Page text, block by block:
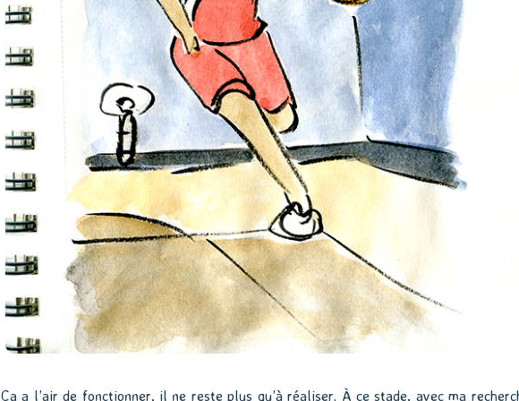
Ça a l’air de fonctionner, il ne reste plus qu’à réaliser. À ce stade, avec ma